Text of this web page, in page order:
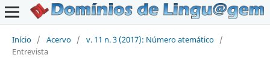
Início / Acervo / v. 11 n. 3 (2017): Número atemático /
Entrevista